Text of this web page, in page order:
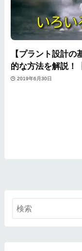
【プラント設計
的な方法を解説！
2019年6月30日